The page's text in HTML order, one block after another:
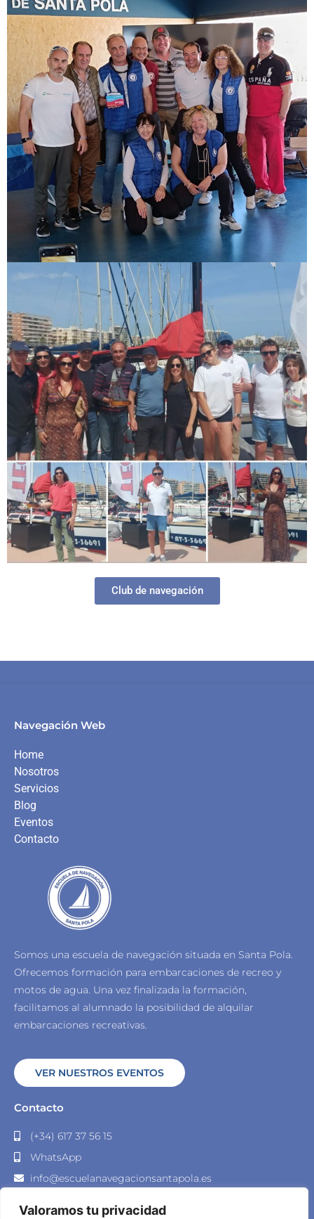
Valoramos tu privacidad
Club de navegación
Navegación Web
Home
Nosotros
Servicios
Blog
Eventos
Contacto
Somos una escuela de navegación situada en Santa Pola.
Ofrecemos formación para embarcaciones de recreo y
motos de agua. Una vez finalizada la formación,
facilitamos al alumnado la posibilidad de alquilar
embarcaciones recreativas.
VER NUESTROS EVENTOS
Contacto
(+34) 617 37 56 15
WhatsApp
info@escuelanavegacionsantapola.es
Pola, Alicante